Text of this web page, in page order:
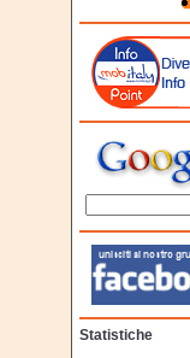
Statistiche